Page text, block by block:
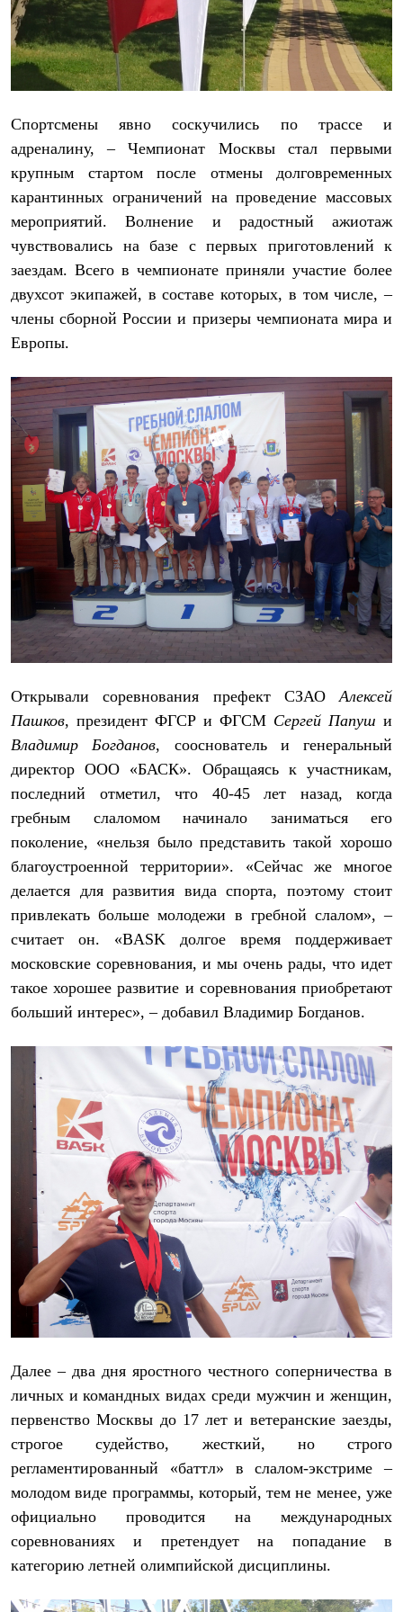
Рубашки
Футболки
Толстовки
Брюки
Термобелье
Среднее термобелье
Легкое термобелье
Флисовая одежда
Куртки
Брюки
Детская одежда
Утепленная пухом
Куртки
Брюки
Утепленная синтетикой
Комбинезоны
Куртки
Брюки
Лёгкая одежда
Толстовки
Брюки
Софтшелл одежда
Куртки
Флисовая одежда
Куртки
Брюки
Жилеты
Комбинезоны
Термобелье
Комплект термобелья
Снаряжение
Палатки и тенты
Палатки
Аксессуары для палаток
Рюкзаки
Легкоходные
Альпинистские
Городские
Аксессуары для рюкзаков
Спальные мешки
Пуховые
Комбинированные
С синтетическим утеплителем
Аксессуары для спальников
Сумки и баулы
Баулы
Кошельки
Сумки
Гермомешки
Полезные аксессуары
Еда
Коврики
Обувь
Женская обувь
Мужская обувь
Кроссовки
Сапоги
Гамаши и бахилы
Гамаши
Бахилы
Тапочки и чуни
Тапочки
Уход за обувью
Аксессуары
Головные уборы
Шапки
Балаклавы и маски
Кепки и бейсболки
Шарфы
Панамы
Перчатки и рукавицы
Перчатки
Рукавицы
Носки
Полезные аксессуары
Ремни
Шевроны
Термоковрики
Уход за одеждой
Коллекции
Спортсмены явно соскучились по трассе и
адреналину, – Чемпионат Москвы стал первыми
крупным стартом после отмены долговременных
карантинных ограничений на проведение массовых
мероприятий. Волнение и радостный ажиотаж
чувствовались на базе с первых приготовлений к
заездам. Всего в чемпионате приняли участие более
двухсот экипажей, в составе которых, в том числе, –
члены сборной России и призеры чемпионата мира и
Европы.
Открывали соревнования префект СЗАОАлексей
Пашков, президент ФГСР и ФГСМ Сергей Папуш и
Владимир Богданов, сооснователь и генеральный
директор ООО «БАСК». Обращаясь к участникам,
последний отметил, что 40-45 лет назад, когда
гребным слаломом начинало заниматься его
поколение, «нельзя было представить такой хорошо
благоустроенной территории». «Сейчас же многое
делается для развития вида спорта, поэтому стоит
привлекать больше молодежи в гребной слалом», –
считает он. «BASK долгое время поддерживает
московские соревнования, и мы очень рады, что идет
такое хорошее развитие и соревнования приобретают
больший интерес», – добавил Владимир Богданов.
Далее – два дня яростного честного соперничества в
личных и командных видах среди мужчин и женщин,
первенство Москвы до 17 лет и ветеранские заезды,
строгое судейство, жесткий, но строго
регламентированный «баттл» в слалом-экстриме –
молодом виде программы, который, тем не менее, уже
официально проводится на международных
соревнованиях и претендует на попадание в
категорию летней олимпийской дисциплины.